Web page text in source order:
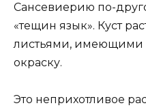
Сансевиерию по-
«тещин язык». Куст
листьями, имеющими
окраску.
Это неприхотливое